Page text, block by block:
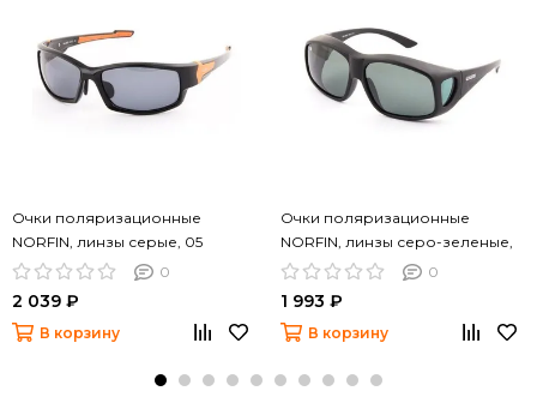
Очки поляризационные
NORFIN, линзы серые, 05
0
2 039 ₽
В корзину
Очки поляризационные
NORFIN, линзы серо-зеленые,
06
0
1 993 ₽
В корзину